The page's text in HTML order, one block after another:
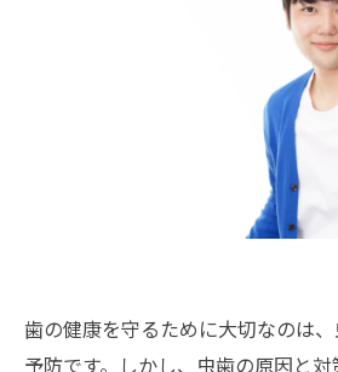
歯の健康を守るために大切なのは
予防です。しかし、虫歯の原因と対